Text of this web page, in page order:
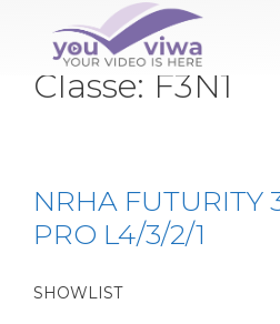
Classe: F3N1
NRHA FUTURITY
PRO L4/3/2/1
SHOWLIST